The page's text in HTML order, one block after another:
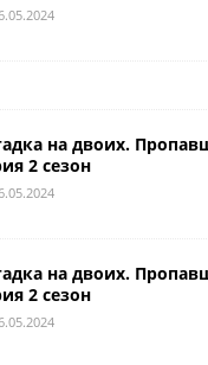
на двоих.
2 сезон
на двоих.
2 сезон